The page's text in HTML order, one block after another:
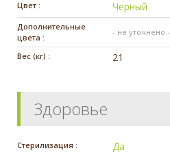
Цвет : Черный
Дополнительные
цвета :
- не уточнено -
Вес (кг) : 21
Здоровье
Стерилизация : Да